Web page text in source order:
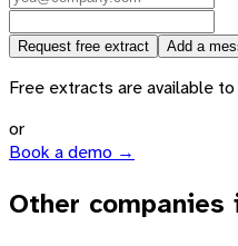
Request free extract Add a
Free extracts are available
or
Book a demo →
Other companies